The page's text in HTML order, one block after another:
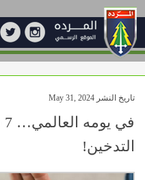
تاريخ النشر May 31, 2024
التدخين!